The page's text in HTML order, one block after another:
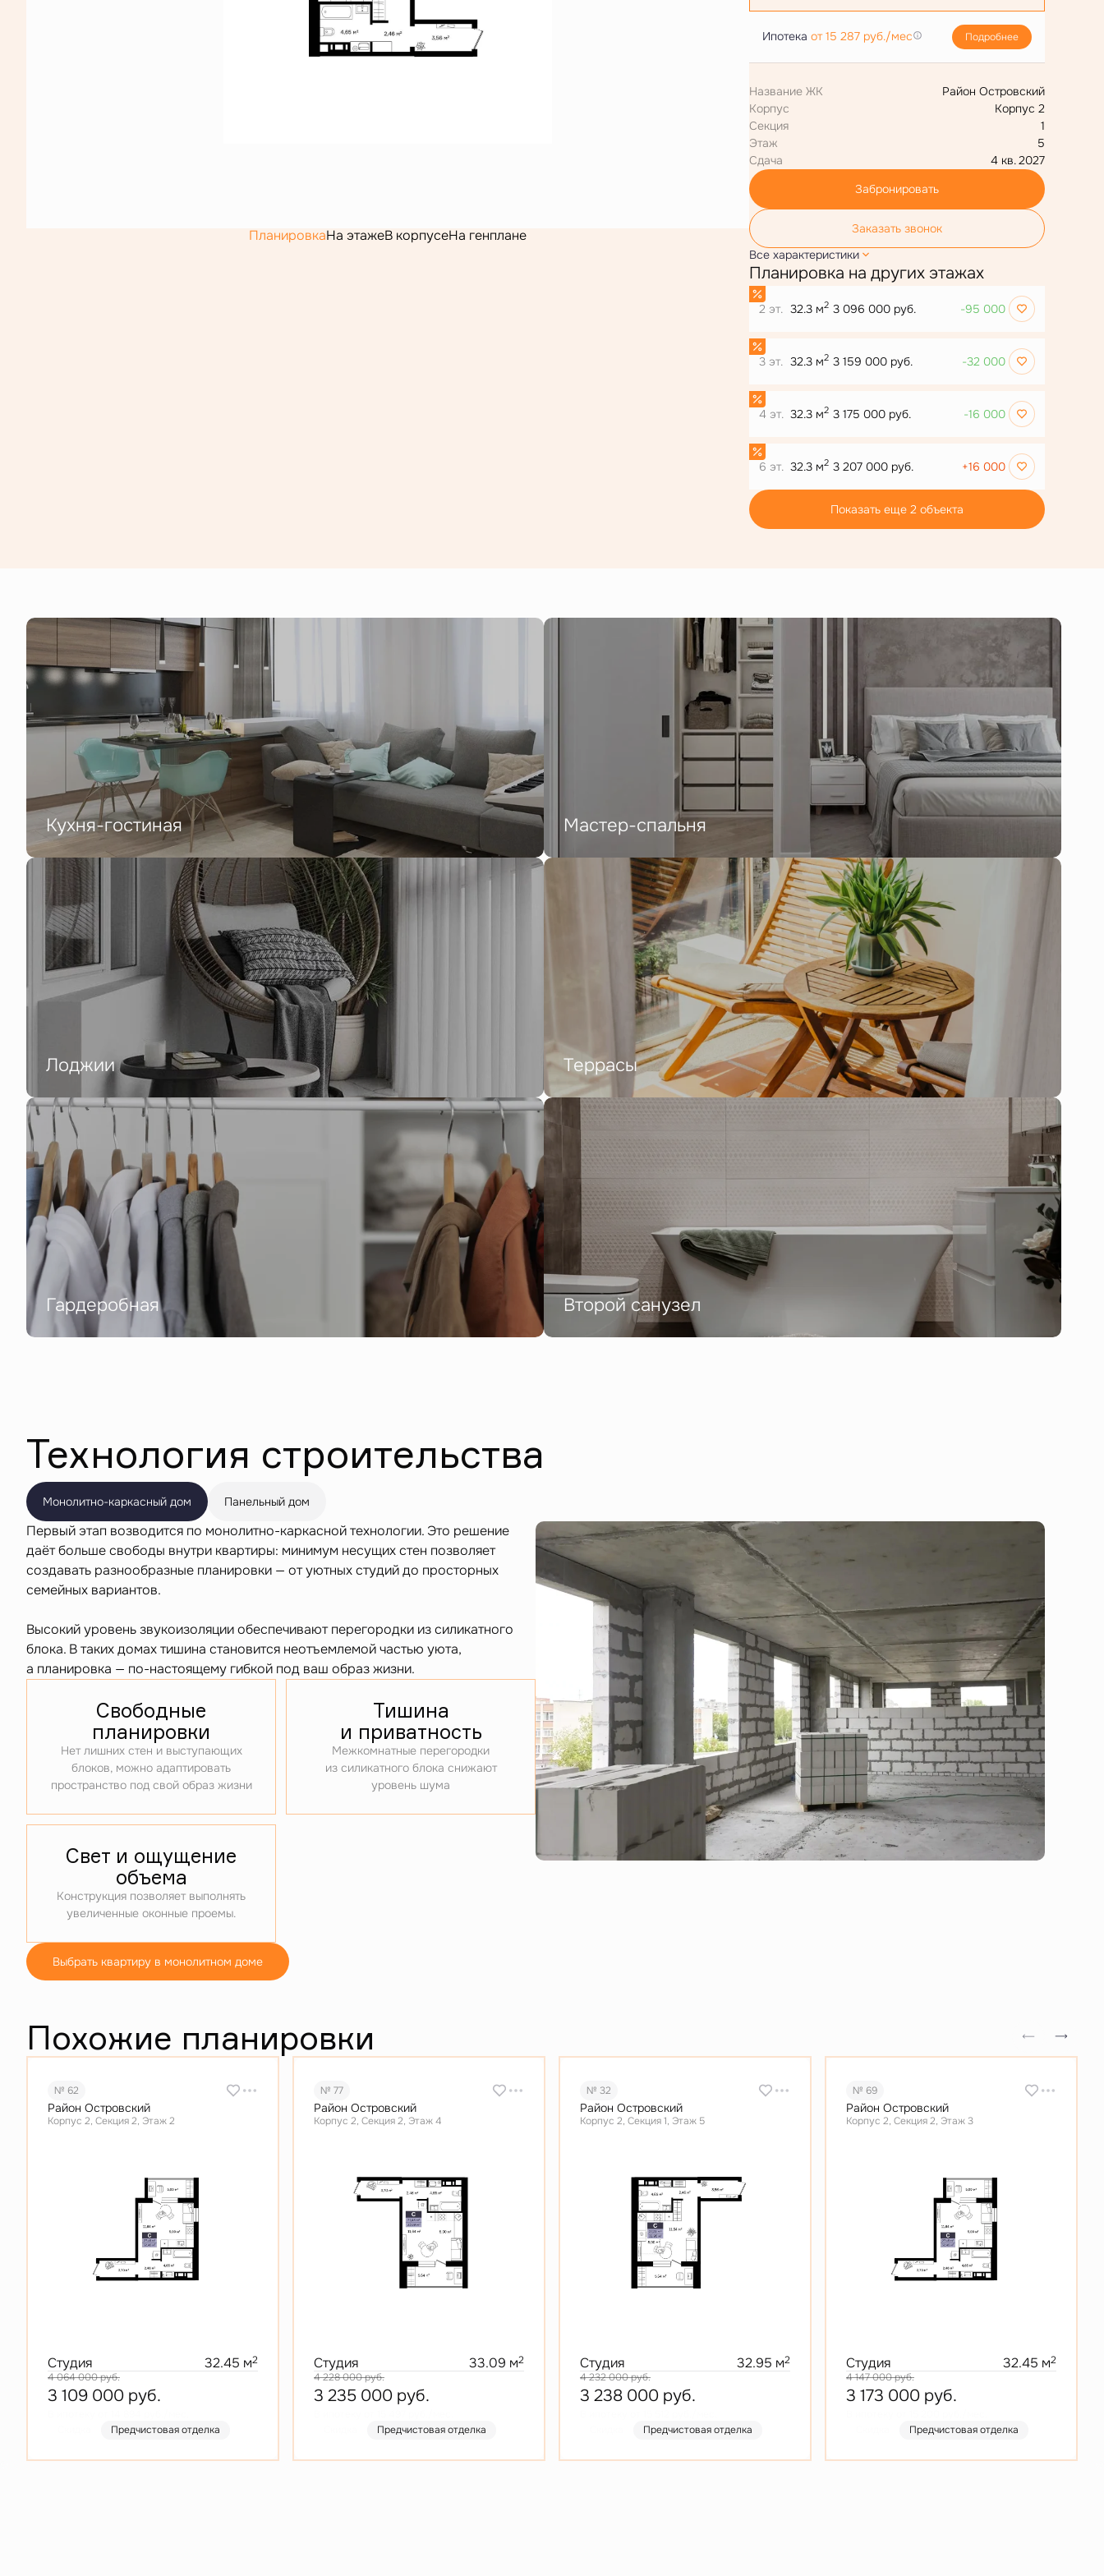
ПланировкаНа этажеВ корпусеНа генплане
Ипотека от 15 287 руб./мес Подробнее
Название ЖК
Район Островский
Корпус
Корпус 2
Секция
1
Этаж
5
Сдача
4 кв. 2027
Забронировать
Заказать звонок
Все характеристики
Планировка на других этажах
2 эт. 32.3 м2 3 096 000 руб. -95 000
3 эт. 32.3 м2 3 159 000 руб. -32 000
4 эт. 32.3 м2 3 175 000 руб. -16 000
6 эт. 32.3 м2 3 207 000 руб. +16 000
Показать еще 2 объектa
Кухня-гостиная Мастер-спальня
Лоджии Террасы
Гардеробная Второй санузел
Технология строительства
Монолитно-каркасный дом Панельный дом
Первый этап возводится по монолитно-каркасной технологии. Это решение
даёт больше свободы внутри квартиры: минимум несущих стен позволяет
создавать разнообразные планировки — от уютных студий до просторных
семейных вариантов.
Высокий уровень звукоизоляции обеспечивают перегородки из силикатного
блока. В таких домах тишина становится неотъемлемой частью уюта,
а планировка — по-настоящему гибкой под ваш образ жизни.
Свободные
планировки
Нет лишних стен и выступающих
блоков, можно адаптировать
пространство под свой образ жизни
Тишина
и приватность
Межкомнатные перегородки
из силикатного блока снижают
уровень шума
Свет и ощущение
объема
Конструкция позволяет выполнять
увеличенные оконные проемы.
Выбрать квартиру в монолитном доме
Похожие планировки
№ 62
Район Островский
Корпус 2, Секция 2, Этаж 2
Студия 32.45 м2
4 064 000руб.
3 109 000 руб.
Предчистовая отделка
№ 77
Район Островский
Корпус 2, Секция 2, Этаж 4
Студия 33.09 м2
4 228 000руб.
3 235 000 руб.
Предчистовая отделка
№ 32
Район Островский
Корпус 2, Секция 1, Этаж 5
Студия 32.95 м2
4 232 000руб.
3 238 000 руб.
Предчистовая отделка
№ 69
Район Островский
Корпус 2, Секция 2, Этаж 3
Студия 32.45 м2
4 147 000руб.
3 173 000 руб.
Предчистовая отделка